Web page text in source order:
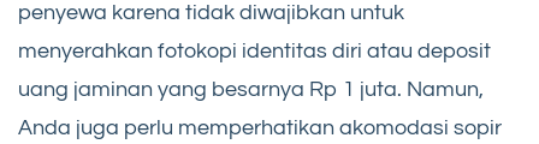
penyewa karena tidak diwajibkan untuk
menyerahkan fotokopi identitas diri atau deposit
uang jaminan yang besarnya Rp 1 juta. Namun,
Anda juga perlu memperhatikan akomodasi sopir